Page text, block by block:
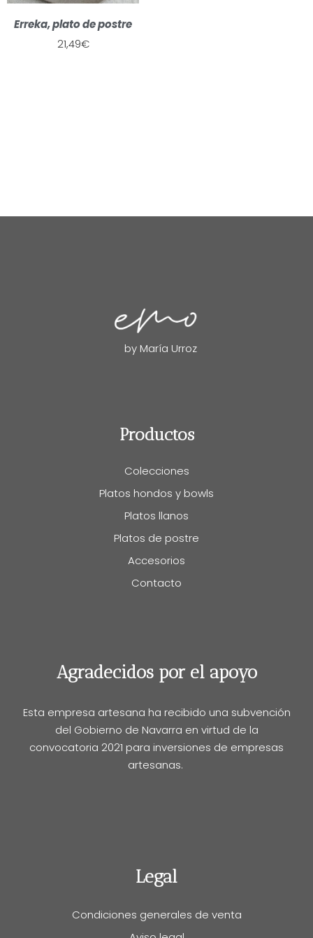
Erreka, plato de postre
21,49€
by María Urroz
Productos
Colecciones
Platos hondos y bowls
Platos llanos
Platos de postre
Accesorios
Contacto
Agradecidos por el apoyo
Esta empresa artesana ha recibido una subvención
del Gobierno de Navarra en virtud de la
convocatoria 2021 para inversiones de empresas
artesanas.
Legal
Condiciones generales de venta